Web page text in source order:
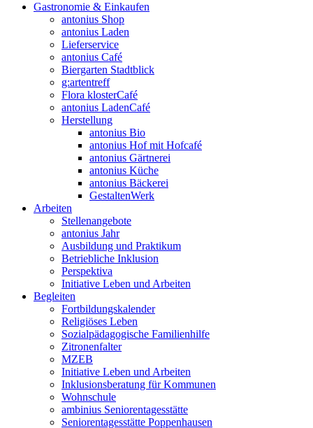
Gastronomie & Einkaufen
antonius Shop
antonius Laden
Lieferservice
antonius Café
Biergarten Stadtblick
g:artentreff
Flora klosterCafé
antonius LadenCafé
Herstellung
antonius Bio
antonius Hof mit Hofcafé
antonius Gärtnerei
antonius Küche
antonius Bäckerei
GestaltenWerk
Arbeiten
Stellenangebote
antonius Jahr
Ausbildung und Praktikum
Betriebliche Inklusion
Perspektiva
Initiative Leben und Arbeiten
Begleiten
Fortbildungskalender
Religiöses Leben
Sozialpädagogische Familienhilfe
Zitronenfalter
MZEB
Initiative Leben und Arbeiten
Inklusionsberatung für Kommunen
Wohnschule
ambinius Seniorentagesstätte
Seniorentagesstätte Poppenhausen